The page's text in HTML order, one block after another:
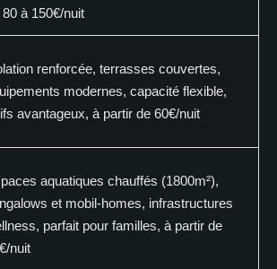
80 à 150€/nuit
renforcée, terrasses couvertes,
modernes, capacité flexible,
avantageux, à partir de 60€/nuit
aquatiques chauffés (1800m²),
et mobil-homes, infrastructures
parfait pour familles, à partir de
nuit